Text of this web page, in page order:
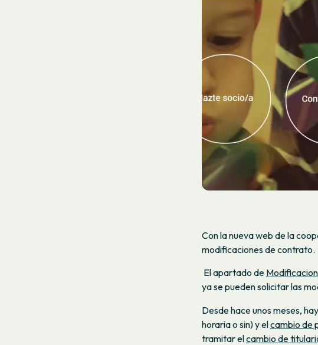
Con la nueva web de la
modificaciones de contrato.
El apartado de
ya se pueden solicitar las
Desde hace unos meses,
horaria o sin) y elcambio de
tramitar elcambio de